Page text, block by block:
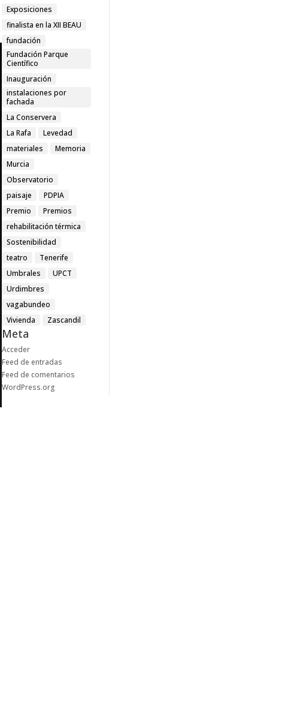
Exposiciones
finalista en la XII BEAU
fundación
Fundación Parque
Científico
Inauguración
instalaciones por
fachada
La Conservera
La Rafa
Levedad
materiales
Memoria
Murcia
Observatorio
paisaje
PDPIA
Premio
Premios
rehabilitación térmica
Sostenibilidad
teatro
Tenerife
Umbrales
UPCT
Urdimbres
vagabundeo
Vivienda
Zascandil
Meta
Acceder
Feed de entradas
Feed de comentarios
WordPress.org